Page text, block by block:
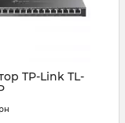
TP-Link TL-